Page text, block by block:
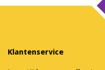
Klantenservice